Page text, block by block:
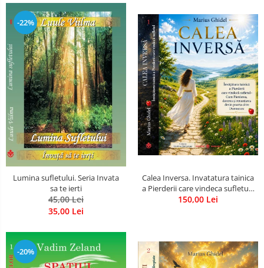
-22%
Lumina sufletului. Seria Invata
sa te ierti
45,00 Lei
35,00 Lei
Calea Inversa. Invatatura tainica
a Pierderii care vindeca sufletul -
Cum Pierderea, durerea si
150,00 Lei
-20%